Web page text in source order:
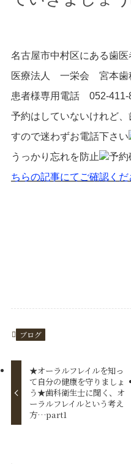
名古屋市中村区にある歯医
医療法人 一栄会 宮本歯
患者様専用電話 052-411-
予約はしていないけれど、
すので迷わずお電話下さい
うっかり忘れを防止
予約
ちらの記事にてご確認くだ
ブログ
★オーラルフレイルを知っ
て自分の健康を守りましょ
う★歯科衛生士に聞く、オ
ーラルフレイルという考え
方…part1